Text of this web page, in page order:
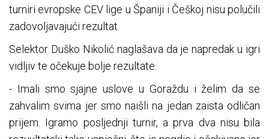
turniri evropske CEV lige u Španiji i Češkoj nisu polučili
zadovoljavajući rezultat.
Selektor Duško Nikolić naglašava da je napredak u igri
vidljiv te očekuje bolje rezultate.
- Imali smo sjajne uslove u Goraždu i želim da se
zahvalim svima jer smo naišli na jedan zaista odličan
prijem. Igramo posljednji turnir, a prva dva nisu bila